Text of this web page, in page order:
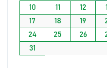
10
11 12
17
18 19
24
25 26
31